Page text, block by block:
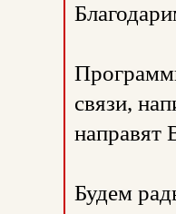
связи,
направят
Будем